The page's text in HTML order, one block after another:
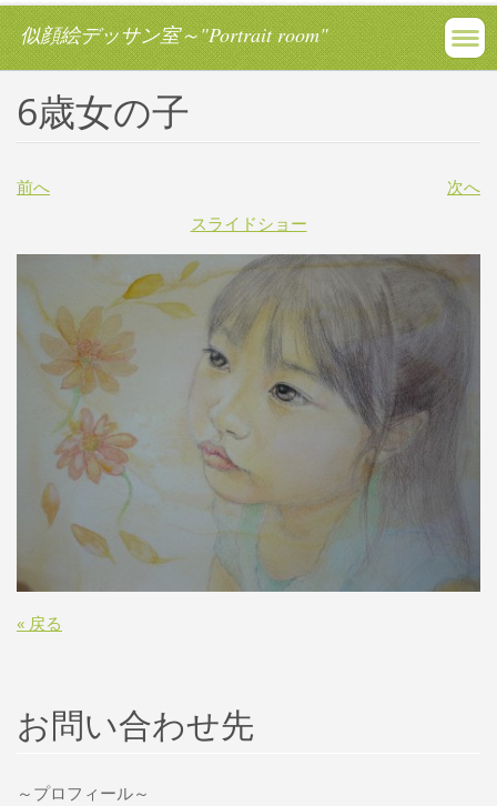
似顔絵デッサン室～"Portrait room"
6歳女の子
前へ
次へ
スライドショー
« 戻る
お問い合わせ先
～プロフィール～